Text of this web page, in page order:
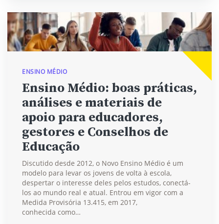
ENSINO MÉDIO
Ensino Médio: boas práticas,
análises e materiais de
apoio para educadores,
gestores e Conselhos de
Educação
Discutido desde 2012, o Novo Ensino Médio é um
modelo para levar os jovens de volta à escola,
despertar o interesse deles pelos estudos, conectá-
los ao mundo real e atual. Entrou em vigor com a
Medida Provisória 13.415, em 2017,
conhecida como…